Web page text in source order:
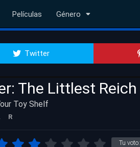
Películas Género
Twitter
The Littlest Reich
Toy Shelf
R
Tu voto: